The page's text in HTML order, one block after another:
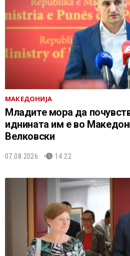
МАКЕДОНИЈА
Младите мора да
иднината им е во
Велковски
07.08.2026. 14:22